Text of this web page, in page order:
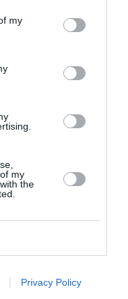
my
my
the
Privacy Policy